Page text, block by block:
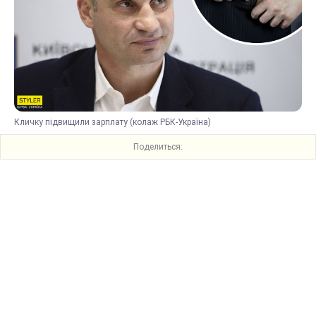
Кличку підвищили зарплату (колаж РБК-Україна)
Поделиться: